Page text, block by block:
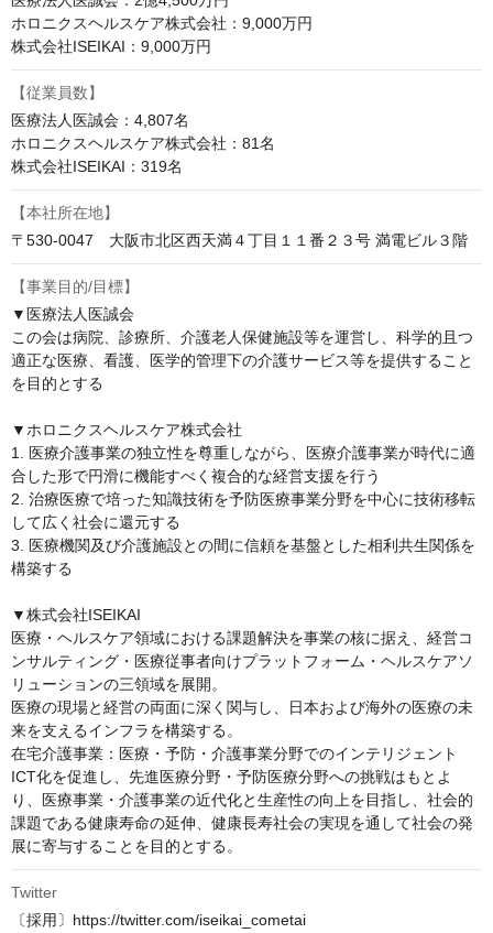
ホロニクスヘルスケア株式会社：9,000万円
株式会社ISEIKAI：9,000万円
【従業員数】
医療法人医誠会：4,807名
ホロニクスヘルスケア株式会社：81名
株式会社ISEIKAI：319名
【本社所在地】
〒530-0047　大阪市北区西天満４丁目１１番２３号 満電ビル３階
【事業目的/目標】
▼医療法人医誠会
この会は病院、診療所、介護老人保健施設等を運営し、科学的且つ
適正な医療、看護、医学的管理下の介護サービス等を提供すること
を目的とする
▼ホロニクスヘルスケア株式会社
1. 医療介護事業の独立性を尊重しながら、医療介護事業が時代に適
合した形で円滑に機能すべく複合的な経営支援を行う
2. 治療医療で培った知識技術を予防医療事業分野を中心に技術移転
して広く社会に還元する
3. 医療機関及び介護施設との間に信頼を基盤とした相利共生関係を
構築する
▼株式会社ISEIKAI
医療・ヘルスケア領域における課題解決を事業の核に据え、経営コ
ンサルティング・医療従事者向けプラットフォーム・ヘルスケアソ
リューションの三領域を展開。
医療の現場と経営の両面に深く関与し、日本および海外の医療の未
来を支えるインフラを構築する。
在宅介護事業：医療・予防・介護事業分野でのインテリジェント
ICT化を促進し、先進医療分野・予防医療分野への挑戦はもとよ
り、医療事業・介護事業の近代化と生産性の向上を目指し、社会的
課題である健康寿命の延伸、健康長寿社会の実現を通して社会の発
展に寄与することを目的とする。
Twitter
〔採用〕https://twitter.com/iseikai_cometai